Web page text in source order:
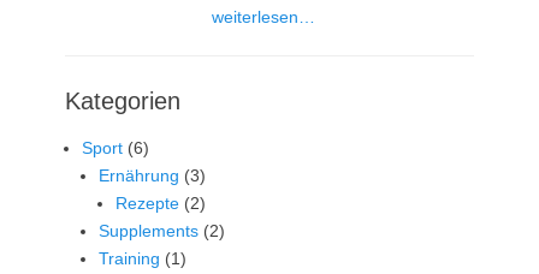
weiterlesen…
Kategorien
Sport (6)
Ernährung (3)
Rezepte (2)
Supplements (2)
Training (1)